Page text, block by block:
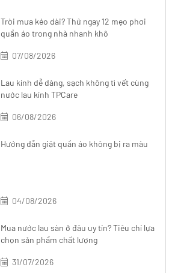
Trời mưa kéo dài? Thử ngay 12 mẹo phơi
quần áo trong nhà nhanh khô
07/08/2026
Lau kính dễ dàng, sạch không tì vết cùng
nước lau kính TPCare
06/08/2026
Hướng dẫn giặt quần áo không bị ra màu
04/08/2026
Mua nước lau sàn ở đâu uy tín? Tiêu chí lựa
chọn sản phẩm chất lượng
31/07/2026